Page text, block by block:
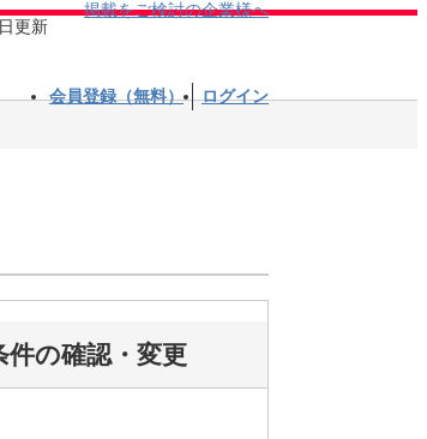
更新
掲載をご検討の企業様へ
会員登録（無料） ログイン
件の確認・変更